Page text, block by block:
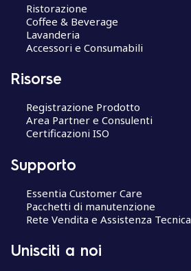
Ristorazione
Coffee & Beverage
Lavanderia
Accessori e Consumabili
Risorse
Registrazione Prodotto
Area Partner e Consulenti
Certificazioni ISO
Supporto
Essentia Customer Care
Pacchetti di manutenzione
Rete Vendita e Assistenza Tecnica
Unisciti a noi